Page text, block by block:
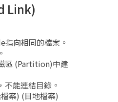
Link)
指向相同的檔案。
區 (Partition)中建
不能連結目錄。
案) (目地檔案)